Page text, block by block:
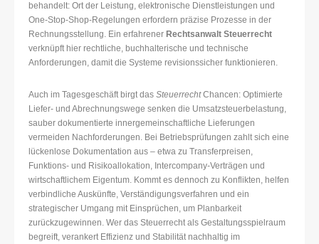
behandelt: Ort der Leistung, elektronische Dienstleistungen und
One-Stop-Shop-Regelungen erfordern präzise Prozesse in der
Rechnungsstellung. Ein erfahrener Rechtsanwalt Steuerrecht
verknüpft hier rechtliche, buchhalterische und technische
Anforderungen, damit die Systeme revisionssicher funktionieren.
Auch im Tagesgeschäft birgt das SteuerrechtChancen: Optimierte
Liefer- und Abrechnungswege senken die Umsatzsteuerbelastung,
sauber dokumentierte innergemeinschaftliche Lieferungen
vermeiden Nachforderungen. Bei Betriebsprüfungen zahlt sich eine
lückenlose Dokumentation aus – etwa zu Transferpreisen,
Funktions- und Risikoallokation, Intercompany-Verträgen und
wirtschaftlichem Eigentum. Kommt es dennoch zu Konflikten, helfen
verbindliche Auskünfte, Verständigungsverfahren und ein
strategischer Umgang mit Einsprüchen, um Planbarkeit
zurückzugewinnen. Wer das Steuerrecht als Gestaltungsspielraum
begreift, verankert Effizienz und Stabilität nachhaltig im